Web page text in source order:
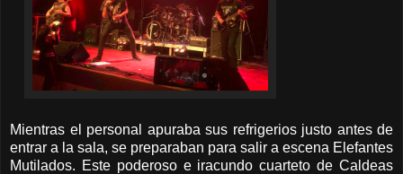
Mientras el personal apuraba sus refrigerios justo antes de
entrar a la sala, se preparaban para salir a escena Elefantes
Mutilados. Este poderoso e iracundo cuarteto de Caldeas